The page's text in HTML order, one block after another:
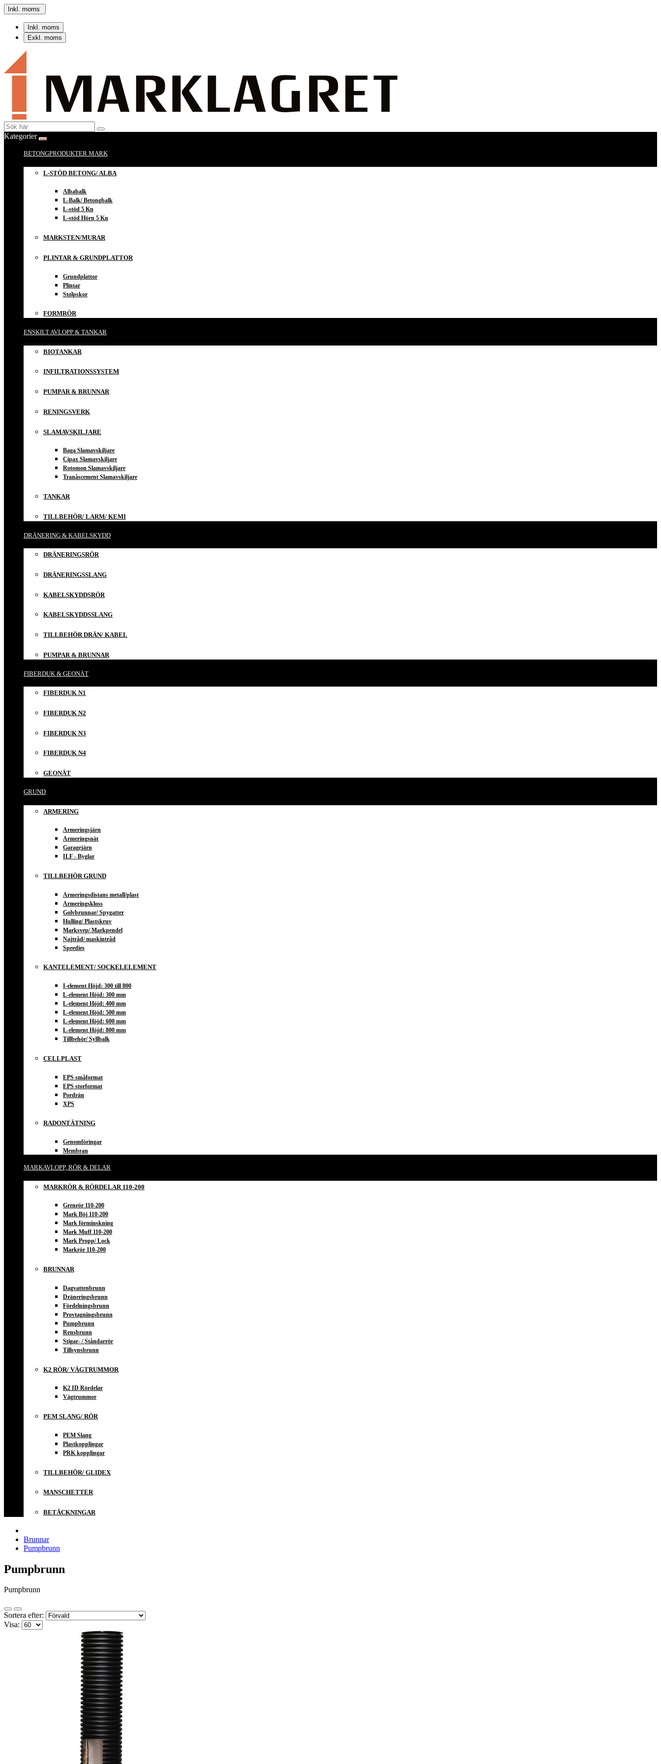
Inkl. moms
Inkl. moms
Exkl. moms
Kategorier
BETONGPRODUKTER MARK
L-STÖD BETONG/ ALBA
Albabalk
L-Balk/ Betongbalk
L-stöd 5 Kn
L-stöd Hörn 5 Kn
MARKSTEN/MURAR
PLINTAR & GRUNDPLATTOR
Grundplattor
Plintar
Stolpskor
FORMRÖR
ENSKILT AVLOPP & TANKAR
BIOTANKAR
INFILTRATIONSSYSTEM
PUMPAR & BRUNNAR
RENINGSVERK
SLAMAVSKILJARE
Baga Slamavskiljare
Cipax Slamavskiljare
Rotomon Slamavskiljare
Tranåscement Slamavskiljare
TANKAR
TILLBEHÖR/ LARM/ KEMI
DRÄNERING & KABELSKYDD
DRÄNERINGSRÖR
DRÄNERINGSSLANG
KABELSKYDDSRÖR
KABELSKYDDSSLANG
TILLBEHÖR DRÄN/ KABEL
PUMPAR & BRUNNAR
FIBERDUK & GEONÄT
FIBERDUK N1
FIBERDUK N2
FIBERDUK N3
FIBERDUK N4
GEONÄT
GRUND
ARMERING
Armeringsjärn
Armeringsnät
Garagejärn
ILF - Byglar
TILLBEHÖR GRUND
Armeringsdistans metall/plast
Armeringskloss
Golvbrunnar/ Spygatter
Hulling/ Plastskruv
Marksvep/ Markpendel
Najtråd/ maskintråd
Speedies
KANTELEMENT/ SOCKELELEMENT
I-element Höjd: 300 till 800
L-element Höjd: 300 mm
L-element Höjd: 400 mm
L-element Höjd: 500 mm
L-element Höjd: 600 mm
L-element Höjd: 800 mm
Tillbehör/ Syllbalk
CELLPLAST
EPS småformat
EPS storformat
Pordrän
XPS
RADONTÄTNING
Genomföringar
Membran
MARKAVLOPP, RÖR & DELAR
MARKRÖR & RÖRDELAR 110-200
Grenrör 110-200
Mark Böj 110-200
Mark förminskning
Mark Muff 110-200
Mark Propp/ Lock
Markrör 110-200
BRUNNAR
Dagvattenbrunn
Dräneringsbrunn
Fördelningsbrunn
Provtagningsbrunn
Pumpbrunn
Rensbrunn
Stigar- / Ståndarrör
Tillsynsbrunn
K2 RÖR/ VÄGTRUMMOR
K2 ID Rördelar
Vägtrummor
PEM SLANG/ RÖR
PEM Slang
Plastkopplingar
PRK kopplingar
TILLBEHÖR/ GLIDEX
MANSCHETTER
BETÄCKNINGAR
Brunnar
Pumpbrunn
Pumpbrunn
Pumpbrunn
Sortera efter:
Visa: